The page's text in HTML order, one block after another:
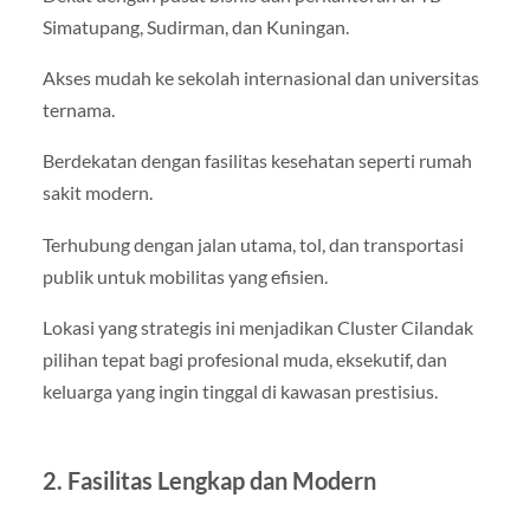
Simatupang, Sudirman, dan Kuningan.
Akses mudah ke sekolah internasional dan universitas
ternama.
Berdekatan dengan fasilitas kesehatan seperti rumah
sakit modern.
Terhubung dengan jalan utama, tol, dan transportasi
publik untuk mobilitas yang efisien.
Lokasi yang strategis ini menjadikan Cluster Cilandak
pilihan tepat bagi profesional muda, eksekutif, dan
keluarga yang ingin tinggal di kawasan prestisius.
2. Fasilitas Lengkap dan Modern